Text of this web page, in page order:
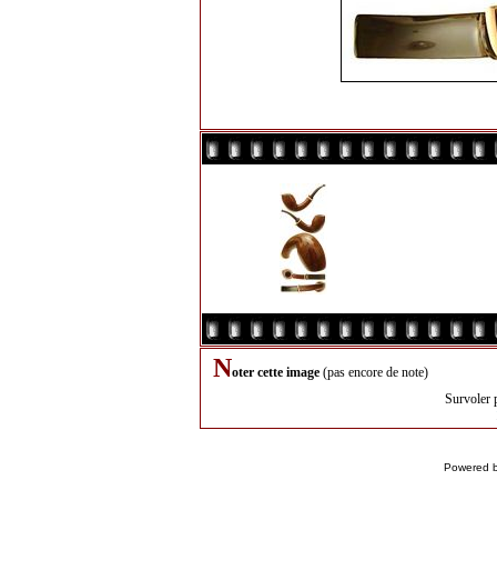
Noter cette image (pas encore de note)
Survoler
Powered